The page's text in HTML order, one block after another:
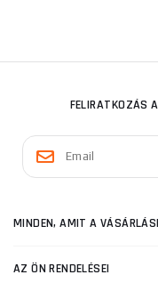
FELIRATKOZÁS
MINDEN, AMIT A
AZ ÖN RENDELÉSEI